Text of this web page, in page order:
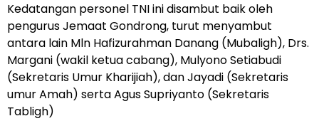
Kedatangan personel TNI ini disambut baik oleh
pengurus Jemaat Gondrong, turut menyambut
antara lain Mln Hafizurahman Danang (Mubaligh), Drs.
Margani (wakil ketua cabang), Mulyono Setiabudi
(Sekretaris Umur Kharijiah), dan Jayadi (Sekretaris
umur Amah) serta Agus Supriyanto (Sekretaris
Tabligh)